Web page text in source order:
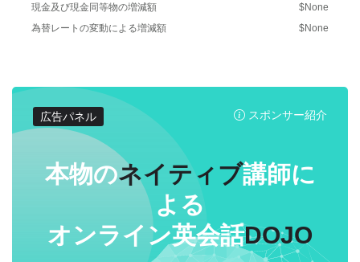
現金及び現金同等物の増減額
$None
為替レートの変動による増減額
$None
広告パネル スポンサー紹介
本物のネイティブ講師に
よる
オンライン英会話DOJO